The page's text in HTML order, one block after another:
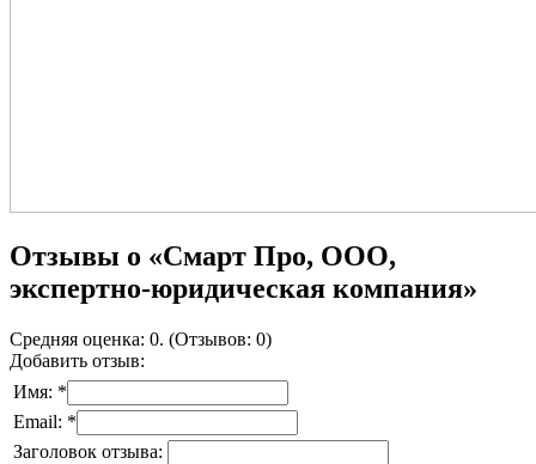
Отзывы о «Смарт Про, ООО,
экспертно-юридическая компания»
Средняя оценка: 0. (Отзывов: 0)
Добавить отзыв:
Имя: *
Email: *
Заголовок отзыва: